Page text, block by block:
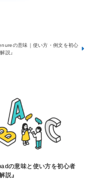
の意味｜使い方・例文を初心
説』
の意味と使い方を初心者
説』